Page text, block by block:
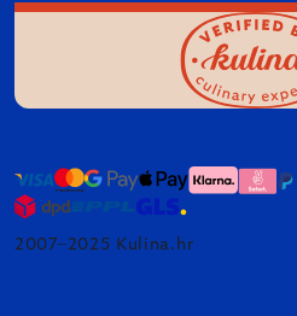
2007–2025 Kulina.hr